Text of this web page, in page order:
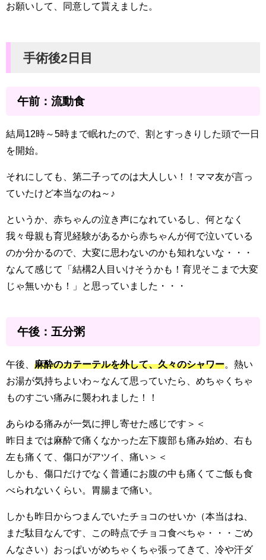
お願いして、同意して貰えました。
手術後2日目
午前：流動食
結局12時～5時まで眠れたので、割とすっきりした頭で一日
を開始。
それにしても、第二子ってのは大人しい！！ママ友が言っ
ていたけど本当なのね～♪
というか、赤ちゃんの泣き声になれているし、何となく
我々母親も育児経験があるから赤ちゃんが何で泣いている
のか分かるので、大変に思わないのかも知れないな・・・
なんて感じて「結構2人目いけそうかも！育児そこまで大変
じゃ無いかも！」と思っていました・・・
午後：五分粥
午後、 麻酔のカテーテルを外して、久々のシャワー 。熱い
お湯が気持ちよいわ～なんて思っていたら、めちゃくちゃ
ものすごい痛みに襲われました！！
あらゆる痛みが一気に押し寄せた感じです＞＜
昨日までは麻酔で痛くなかった左下腹部も痛み始め、右も
左も痛くて、傷口がアツイ、痛い＞＜
しかも、傷口だけでなく普通にお腹の中も痛くてご飯も食
べられないくらい。胃腸まで痛い。
しかも昨日からつまんでいたチョコのせいか（本当はね、
まだ駄目なんです、この時点でチョコ食べちゃ・・・ごめ
んなさい）おっぱいがめちゃくちゃ張ってきて、冷や汗ダ